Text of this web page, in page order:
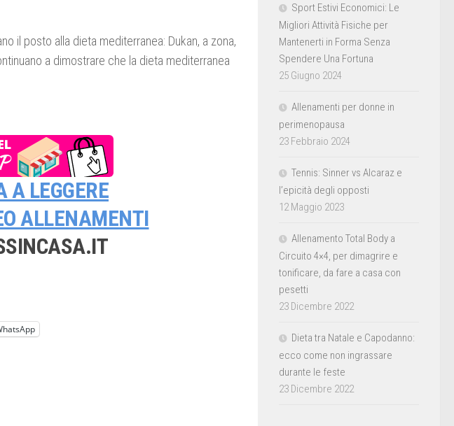
il posto alla dieta mediterranea: Dukan, a zona,
a dimostrare che la dieta mediterranea
A LEGGERE
ALLENAMENTI
Sport Estivi Economici: Le
Migliori Attività Fisiche per
Mantenerti in Forma Senza
Spendere Una Fortuna
25 Giugno 2024
Allenamenti per donne in
perimenopausa
23 Febbraio 2024
Tennis: Sinner vs Alcaraz e
l’epicità degli opposti
12 Maggio 2023
Allenamento Total Body a
Circuito 4×4, per dimagrire e
tonificare, da fare a casa con
pesetti
23 Dicembre 2022
Dieta tra Natale e Capodanno:
ecco come non ingrassare
durante le feste
23 Dicembre 2022